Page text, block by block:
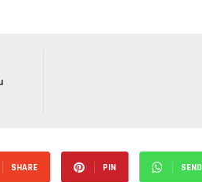
SHARE PIN SEND